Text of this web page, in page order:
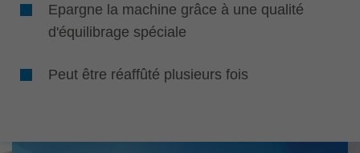
Epargne la machine grâce à une qualité
d'équilibrage spéciale
Peut être réaffûté plusieurs fois